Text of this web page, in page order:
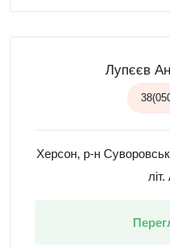
Лупєєв
Херсон, р-н